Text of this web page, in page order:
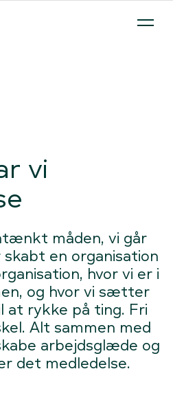
vi
måden, vi går
skabt en organisation
hvor vi er i
og hvor vi sætter
at rykke på ting. Fri
Alt sammen med
arbejdsglæde og
det medledelse.